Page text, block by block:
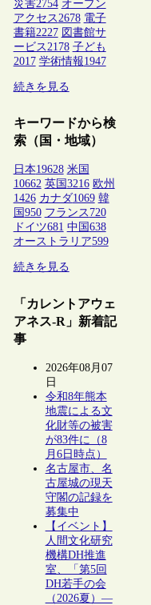
災害2754 オープン
アクセス 2678 電子
書籍2227 図書館サ
ービス 2178 子ども
2017 学術情報1947
続きを見る
キーワードから検
索（国・地域）
日本19628 米国
10662 英国 3216 欧州
1426 カナダ1069 韓
国 950 フランス 720
ドイツ681 中国 638
オーストラリア599
続きを見る
「カレントアウェ
アネス-R」新着記
事
2026年08月07
日
令和8年熊本
地震による文
化財等の被害
が83件に（8
月6日時点）
名古屋市、名
古屋城の現天
守閣の記録を
募集中
【イベント】
人間文化研究
機構DH推進
室、「第5回
DH若手の会
（2026夏）―